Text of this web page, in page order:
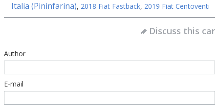
Italia (Pininfarina), 2018 Fiat Fastback, 2019 Fiat Centoventi
Discuss this car
Author
E-mail